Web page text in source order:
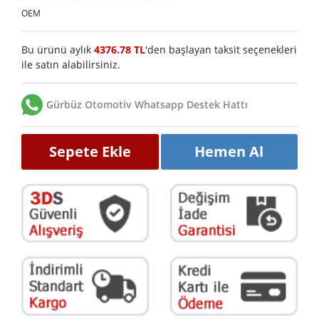
OEM
Bu ürünü aylık 4376.78 TL'den başlayan taksit seçenekleri
ile satın alabilirsiniz.
Gürbüz Otomotiv Whatsapp Destek Hattı
Sepete Ekle Hemen Al